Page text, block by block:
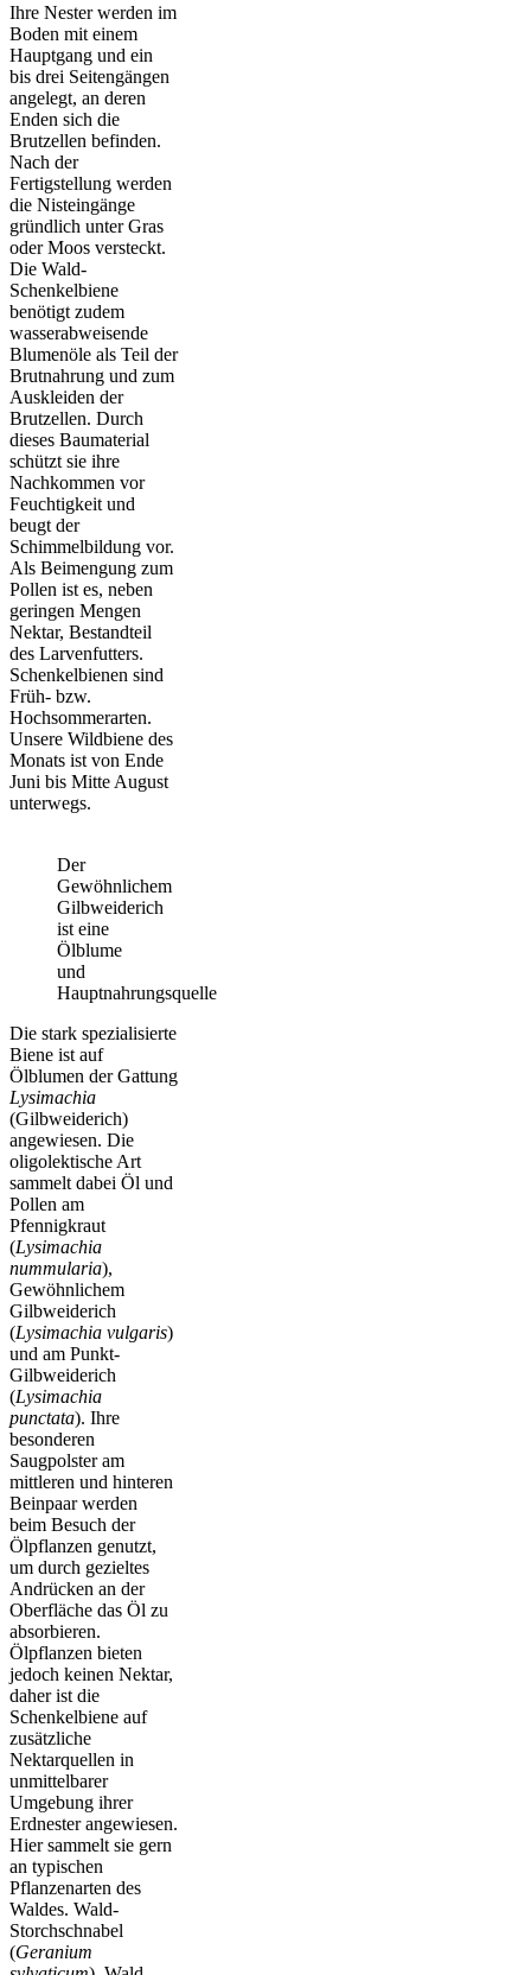
Ihre Nester werden im
Boden mit einem
Hauptgang und ein
bis drei Seitengängen
angelegt, an deren
Enden sich die
Brutzellen befinden.
Nach der
Fertigstellung werden
die Nisteingänge
gründlich unter Gras
oder Moos versteckt.
Die Wald-
Schenkelbiene
benötigt zudem
wasserabweisende
Blumenöle als Teil der
Brutnahrung und zum
Auskleiden der
Brutzellen. Durch
dieses Baumaterial
schützt sie ihre
Nachkommen vor
Feuchtigkeit und
beugt der
Schimmelbildung vor.
Als Beimengung zum
Pollen ist es, neben
geringen Mengen
Nektar, Bestandteil
des Larvenfutters.
Schenkelbienen sind
Früh- bzw.
Hochsommerarten.
Unsere Wildbiene des
Monats ist von Ende
Juni bis Mitte August
unterwegs.
Der
Gewöhnlichem
Gilbweiderich
ist eine
Ölblume
und
Hauptnahrungsquelle
Die stark spezialisierte
Biene ist auf
Ölblumen der Gattung
Lysimachia
(Gilbweiderich)
angewiesen. Die
oligolektische Art
sammelt dabei Öl und
Pollen am
Pfennigkraut
(Lysimachia
nummularia),
Gewöhnlichem
Gilbweiderich
(Lysimachia vulgaris)
und am Punkt-
Gilbweiderich
(Lysimachia
punctata). Ihre
besonderen
Saugpolster am
mittleren und hinteren
Beinpaar werden
beim Besuch der
Ölpflanzen genutzt,
um durch gezieltes
Andrücken an der
Oberfläche das Öl zu
absorbieren.
Ölpflanzen bieten
jedoch keinen Nektar,
daher ist die
Schenkelbiene auf
zusätzliche
Nektarquellen in
unmittelbarer
Umgebung ihrer
Erdnester angewiesen.
Hier sammelt sie gern
an typischen
Pflanzenarten des
Waldes. Wald-
Storchschnabel
(Geranium